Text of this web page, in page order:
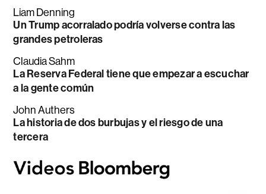
Liam Denning
Un Trump acorralado podría volverse contra las
grandes petroleras
Claudia Sahm
La Reserva Federal tiene que empezar a escuchar
a la gente común
John Authers
La historia de dos burbujas y el riesgo de una
tercera